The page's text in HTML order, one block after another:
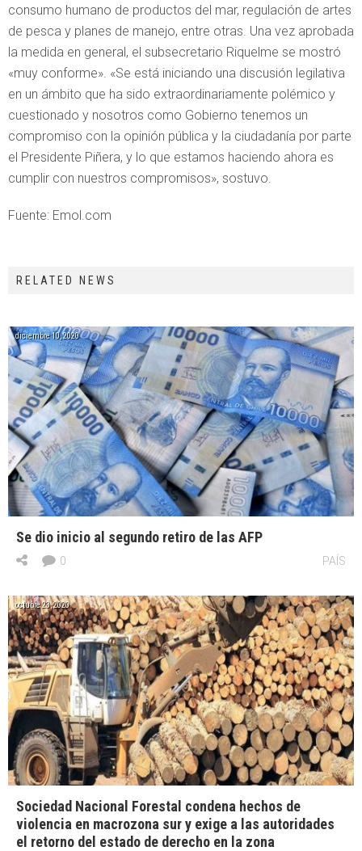
consumo humano de productos del mar, regulación de artes
de pesca y planes de manejo, entre otras. Una vez aprobada
la medida en general, el subsecretario Riquelme se mostró
«muy conforme». «Se está iniciando una discusión legilativa
en un ámbito que ha sido extraordinariamente polémico y
cuestionado y nosotros como Gobierno tenemos un
compromiso con la opinión pública y la ciudadanía por parte
el Presidente Piñera, y lo que estamos haciendo ahora es
cumplir con nuestros compromisos», sostuvo.
Fuente: Emol.com
RELATED NEWS
diciembre 10, 2020
Se dio inicio al segundo retiro de las AFP
PAÍS
0
octubre 23, 2020
Sociedad Nacional Forestal condena hechos de
violencia en macrozona sur y exige a las autoridades
el retorno del estado de derecho en la zona